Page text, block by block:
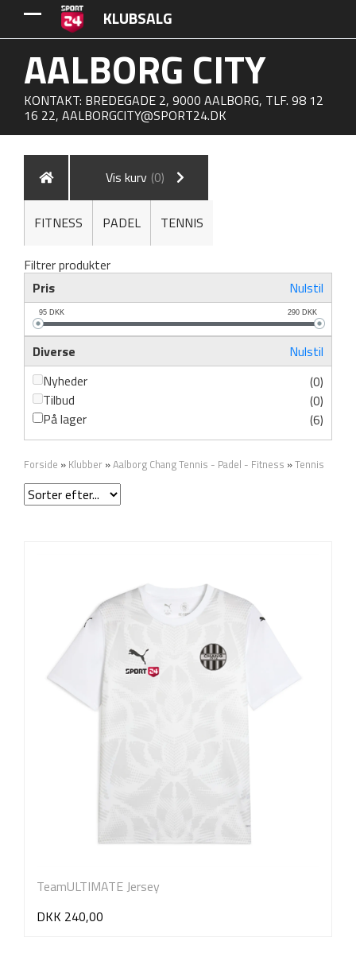
KLUBSALG
AALBORG CITY
KONTAKT: BREDEGADE 2, 9000 AALBORG, TLF. 98 12
16 22, AALBORGCITY@SPORT24.DK
Vis kurv (0)
FITNESS PADEL TENNIS
Filtrer produkter
Pris
Nulstil
95 DKK 290 DKK
Diverse
Nulstil
Nyheder
(0)
Tilbud
(0)
På lager
(6)
Forside » Klubber »Aalborg Chang Tennis - Padel - Fitness »Tennis
TeamULTIMATE Jersey
DKK 240,00